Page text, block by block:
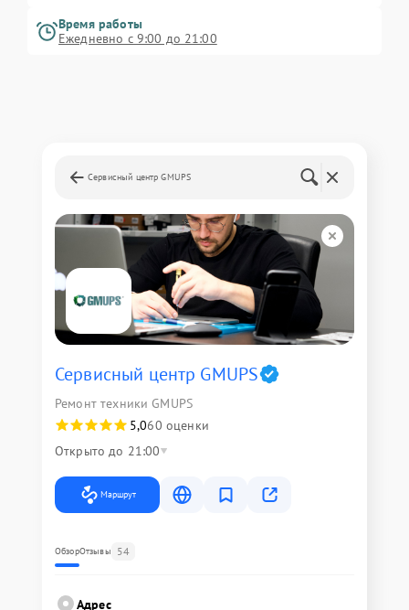
Время работы
Ежедневно с 9:00 до 21:00
Сервисный центр GMUPS
Сервисный центр GMUPS
Ремонт техники GMUPS
5,060 оценки
Открыто до 21:00
Маршрут
ОбзорОтзывы 54
Адрес